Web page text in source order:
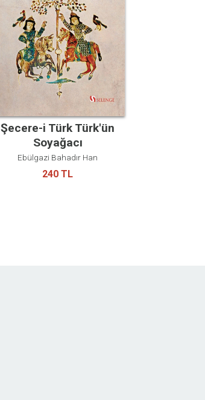
Şecere-i Türk Türk'ün
Soyağacı
Ebülgazi Bahadır Han
240 TL